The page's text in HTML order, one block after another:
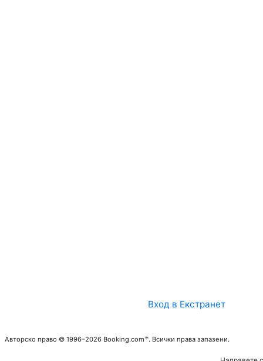
Вход в Екстранет
Авторско право © 1996–2026 Booking.com™. Всички права запазени.